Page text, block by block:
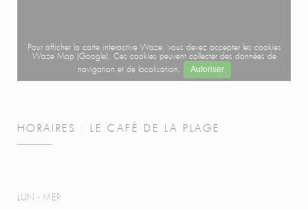
Pour afficher la carte interactive Waze, vous devez accepter les cookies
Waze Map (Google). Ces cookies peuvent collecter des données de
navigation et de localisation.
Autoriser
HORAIRES LE CAFÉ DE LA PLAGE
LUN - MER